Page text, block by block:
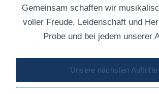
Gemeinsam schaffen wir
voller Freude, Leidenschaft und
Probe und bei jedem unserer
Unsere nächsten Auftritte